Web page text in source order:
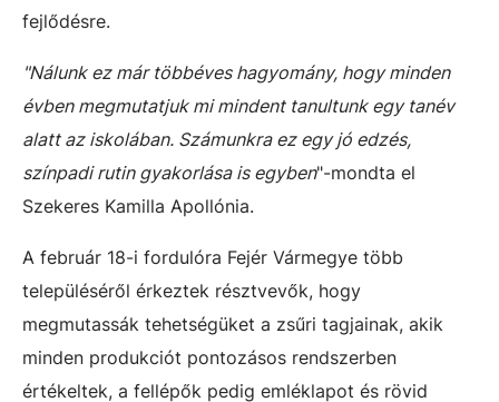
fejlődésre.
"Nálunk ez már többéves hagyomány, hogy minden
évben megmutatjuk mi mindent tanultunk egy tanév
alatt az iskolában. Számunkra ez egy jó edzés,
színpadi rutin gyakorlása is egyben"-mondta el
Szekeres Kamilla Apollónia.
A február 18-i fordulóra Fejér Vármegye több
településéről érkeztek résztvevők, hogy
megmutassák tehetségüket a zsűri tagjainak, akik
minden produkciót pontozásos rendszerben
értékeltek, a fellépők pedig emléklapot és rövid